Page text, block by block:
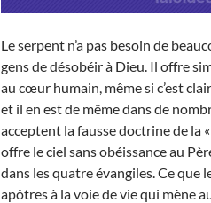
Le serpent n’a pas besoin de
gens de désobéir à Dieu. Il offre
au cœur humain, même si c’est
et il en est de même dans de
acceptent la fausse doctrine de la
offre le ciel sans obéissance au
dans les quatre évangiles. Ce que
apôtres à la voie de vie qui mène